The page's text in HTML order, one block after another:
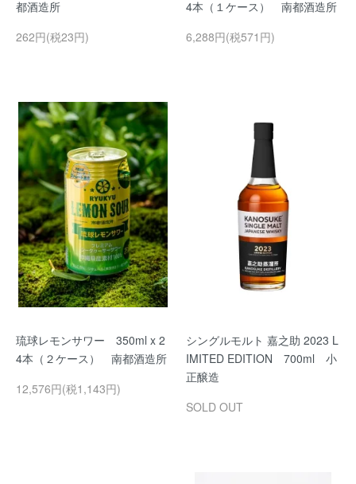
都酒造所
262円(税23円)
4本（１ケース） 南都酒造所
6,288円(税571円)
琉球レモンサワー 350ml x 2
4本（２ケース） 南都酒造所
12,576円(税1,143円)
シングルモルト 嘉之助 2023 L
IMITED EDITION 700ml 小
正醸造
SOLD OUT